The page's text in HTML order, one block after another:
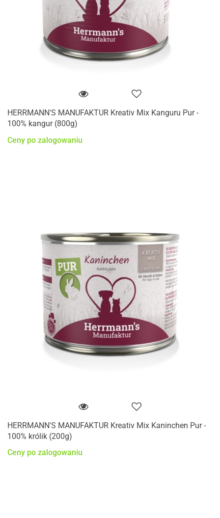
HERRMANN'S MANUFAKTUR Kreativ Mix Kanguru Pur -
100% kangur (800g)
Ceny po zalogowaniu
HERRMANN'S MANUFAKTUR Kreativ Mix Kaninchen Pur -
100% królik (200g)
Ceny po zalogowaniu